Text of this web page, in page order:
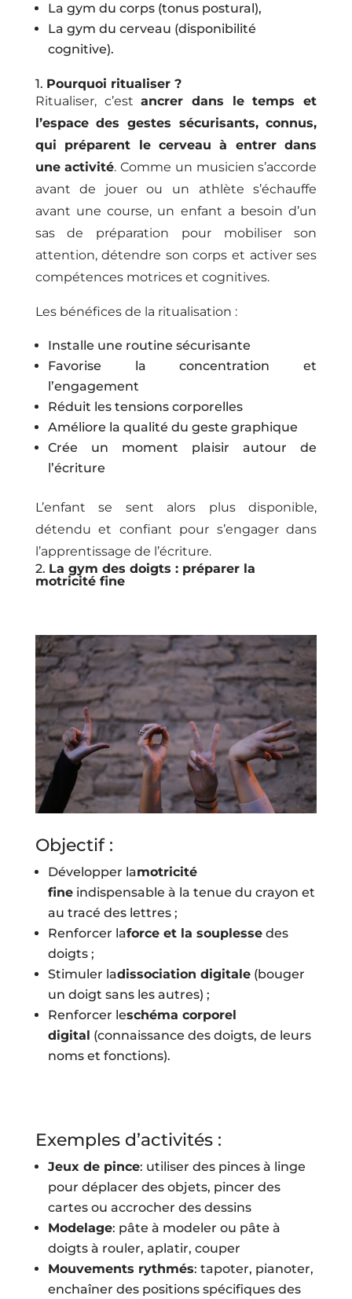
La gym du corps (tonus postural),
La gym du cerveau (disponibilité
cognitive).
1. Pourquoi ritualiser ?
Ritualiser, c’est ancrer dans le temps et
l’espace des gestes sécurisants, connus,
qui préparent le cerveau à entrer dans
une activité. Comme un musicien s’accorde
avant de jouer ou un athlète s’échauffe
avant une course, un enfant a besoin d’un
sas de préparation pour mobiliser son
attention, détendre son corps et activer ses
compétences motrices et cognitives.
Les bénéfices de la ritualisation :
Installe une routine sécurisante
Favorise la concentration et
l’engagement
Réduit les tensions corporelles
Améliore la qualité du geste graphique
Crée un moment plaisir autour de
l’écriture
L’enfant se sent alors plus disponible,
détendu et confiant pour s’engager dans
l’apprentissage de l’écriture.
2. La gym des doigts : préparer la
motricité fine
Objectif :
Développer lamotricité
fine indispensable à la tenue du crayon et
au tracé des lettres ;
Renforcer laforce et la souplesse des
doigts ;
Stimuler ladissociation digitale (bouger
un doigt sans les autres) ;
Renforcer leschéma corporel
digital (connaissance des doigts, de leurs
noms et fonctions).
Exemples d’activités :
Jeux de pince: utiliser des pinces à linge
pour déplacer des objets, pincer des
cartes ou accrocher des dessins
Modelage: pâte à modeler ou pâte à
doigts à rouler, aplatir, couper
Mouvements rythmés: tapoter, pianoter,
enchaîner des positions spécifiques des